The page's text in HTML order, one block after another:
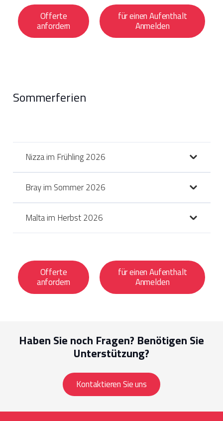
Offerte
anfordern
für einen Aufenthalt
Anmelden
Sommerferien
Nizza im Frühling 2026
Bray im Sommer 2026
Malta im Herbst 2026
Offerte
anfordern
für einen Aufenthalt
Anmelden
Haben Sie noch Fragen? Benötigen Sie
Unterstützung?
Kontaktieren Sie uns